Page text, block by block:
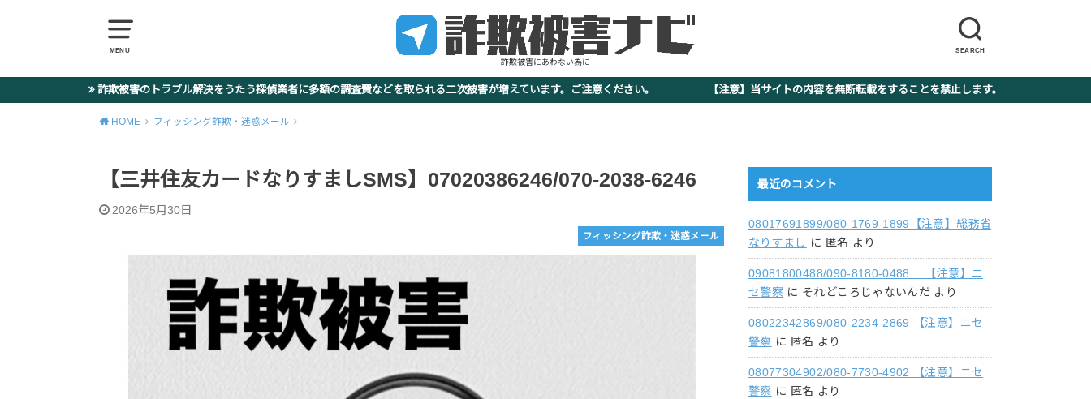
MENU SEARCH
詐欺被害にあわない為に
詐欺被害のトラブル解決をうたう探偵業者に多額の調査費などを取られる二次被害が増えています。ご注意ください。 【注意】当サイトの内容を無断転載をすることを禁止します。
HOME フィッシング詐欺・迷惑メール
【三井住友カードなりすましSMS】07020386246/070-2038-6246
2026年5月30日
フィッシング詐欺・迷惑メール
最近のコメント
08017691899/080-1769-1899【注意】総務省
なりすまし に 匿名 より
09081800488/090-8180-0488 【注意】ニ
セ警察 に それどころじゃないんだ より
08022342869/080-2234-2869 【注意】ニセ
警察 に 匿名 より
08077304902/080-7730-4902 【注意】ニセ
警察 に 匿名 より